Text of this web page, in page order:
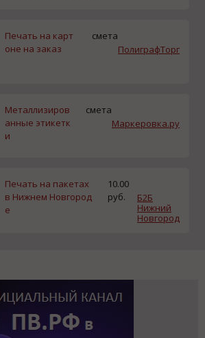
Печать на карт
оне на заказ
смета
ПолиграфТорг
Металлизиров
анные этикетк
и
смета
Маркеровка.ру
Печать на пакетах
в Нижнем Новгород
е
10.00
руб.
Б2Б
Нижний
Новгород